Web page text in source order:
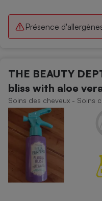
Présence
THE BEAUTY
bliss with aloe
Soins des cheveux - Soins